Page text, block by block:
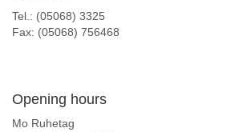
Tel.: (05068) 3325
Fax: (05068) 756468
Opening hours
Mo Ruhetag